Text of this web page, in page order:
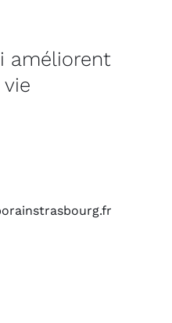
améliorent